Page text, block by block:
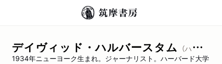
デイヴィッド・ハルバースタム （ハルバースタム，デイヴィッド）
1934年ニューヨーク生まれ。ジャーナリスト。ハーバード大学